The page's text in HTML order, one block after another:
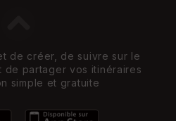
de créer, de suivre sur le
de partager vos itinéraires
simple et gratuite